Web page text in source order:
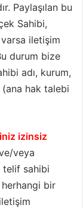
Paylaşılan bu
Sahibi,
iletişim
durum bize
adı, kurum,
(ana hak talebi
izinsiz
veya
telif sahibi
bir